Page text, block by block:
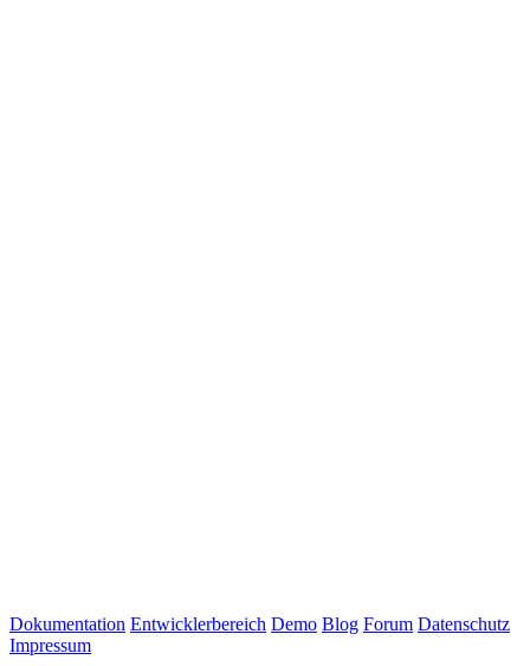
Dokumentation Entwicklerbereich Demo Blog Forum Datenschutz
Impressum